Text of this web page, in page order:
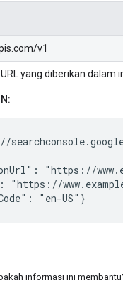
v1
yang diberikan dalam
"https://
"https://
"en-US"}
informasi ini